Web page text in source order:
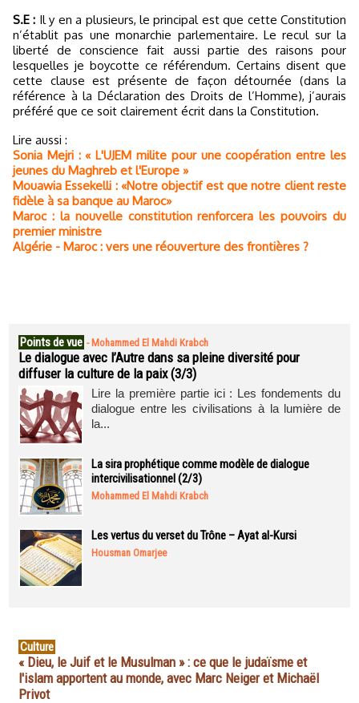
S.E : Il y en a plusieurs, le principal est que cette Constitution
n’établit pas une monarchie parlementaire. Le recul sur la
liberté de conscience fait aussi partie des raisons pour
lesquelles je boycotte ce référendum. Certains disent que
cette clause est présente de façon détournée (dans la
référence à la Déclaration des Droits de l’Homme), j’aurais
préféré que ce soit clairement écrit dans la Constitution.
Lire aussi :
Sonia Mejri : « L'UJEM milite pour une coopération entre les
jeunes du Maghreb et l'Europe »
Mouawia Essekelli : «Notre objectif est que notre client reste
fidèle à sa banque au Maroc»
Maroc : la nouvelle constitution renforcera les pouvoirs du
premier ministre
Algérie - Maroc : vers une réouverture des frontières ?
Points de vue - Mohammed El Mahdi Krabch
Le dialogue avec l’Autre dans sa pleine diversité pour
diffuser la culture de la paix (3/3)
Lire la première partie ici : Les fondements du
dialogue entre les civilisations à la lumière de
la...
La sira prophétique comme modèle de dialogue
intercivilisationnel (2/3)
Mohammed El Mahdi Krabch
Les vertus du verset du Trône – Ayat al-Kursi
Housman Omarjee
Culture
« Dieu, le Juif et le Musulman » : ce que le judaïsme et
l'islam apportent au monde, avec Marc Neiger et Michaël
Privot